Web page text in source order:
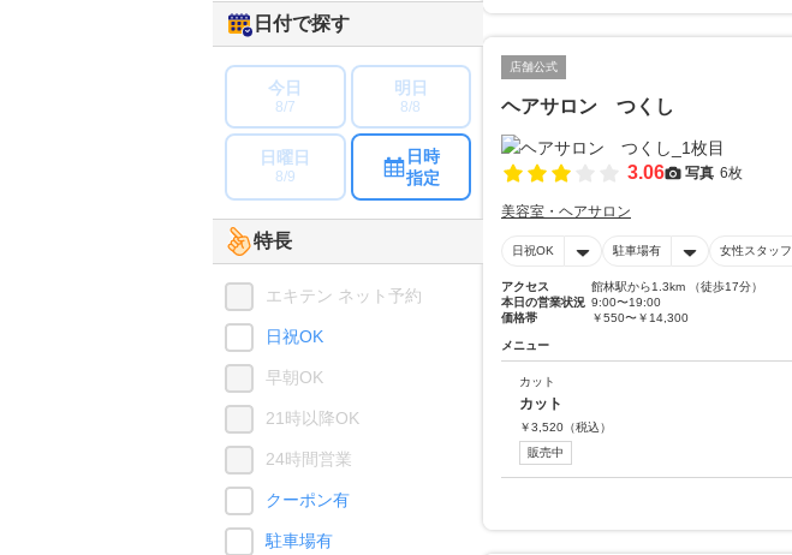
店舗公式
ヘアサロン つくし
3.06 写真 6枚
美容室・ヘアサロン
日祝OK 駐車場有 女性スタッフ
アクセス
館林駅から1.3km （徒歩17分）
本日の営業状況 9:00〜19:00
価格帯
￥550〜￥14,300
メニュー
カット
カット
￥3,520 （税込）
販売中
日付で探す
今日
8/7
明日
8/8
日曜日
8/9
日時
指定
特長
エキテン ネット予約
日祝OK
早朝OK
21時以降OK
24時間営業
クーポン有
駐車場有